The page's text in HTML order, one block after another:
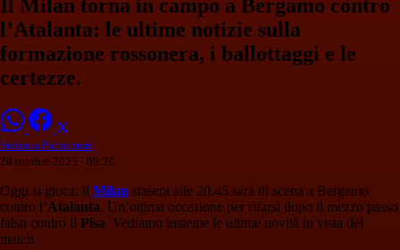
Il Milan torna in campo a Bergamo contro
l’Atalanta: le ultime notizie sulla
formazione rossonera, i ballottaggi e le
certezze.
Stefania Palminteri
28 ottobre 2025 - 09:20
Oggi si gioca: il Milan stasera alle 20.45 sarà di scena a Bergamo
contro l’Atalanta. Un’ottima occasione per rifarsi dopo il mezzo passo
falso contro il Pisa. Vediamo insieme le ultime novità in vista del
match.